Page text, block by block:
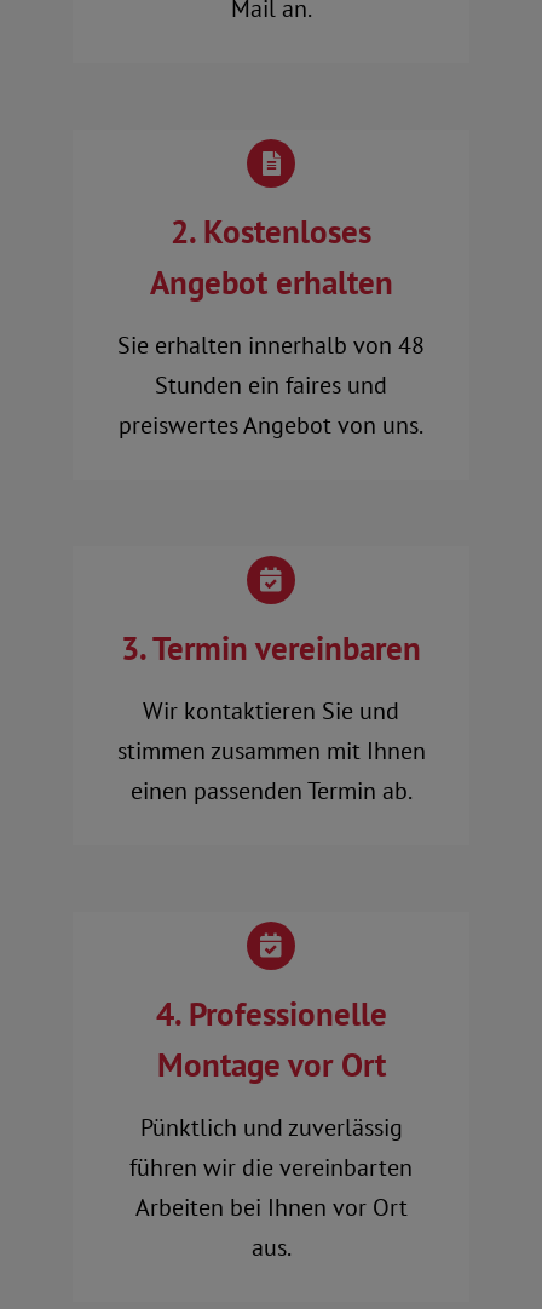
Mail an.
2. Kostenloses
Angebot erhalten
Sie erhalten innerhalb von 48
Stunden ein faires und
preiswertes Angebot von uns.
3. Termin vereinbaren
Wir kontaktieren Sie und
stimmen zusammen mit Ihnen
einen passenden Termin ab.
4. Professionelle
Montage vor Ort
Pünktlich und zuverlässig
führen wir die vereinbarten
Arbeiten bei Ihnen vor Ort
aus.